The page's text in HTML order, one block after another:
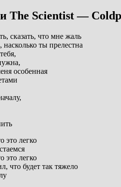
The Scientist —
сказать, что мне жаль
ты прелестна
особенная
это легко
это легко
что будет так тяжело